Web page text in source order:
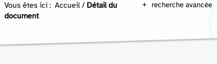
recherche avancée
Vous êtes ici : Accueil / Détail du
document